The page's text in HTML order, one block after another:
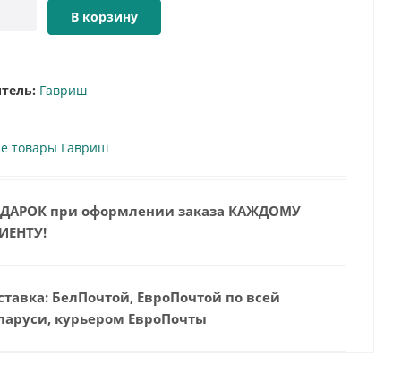
В корзину
Гавриш
товары Гавриш
при оформлении заказа КАЖДОМУ
БелПочтой, ЕвроПочтой по всей
курьером ЕвроПочты